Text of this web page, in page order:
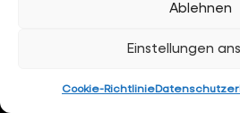
Ablehnen
Einstellungen
Cookie-Richtlinie